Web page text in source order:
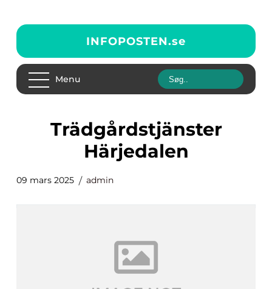
INFOPOSTEN.se
Menu
trädgårdstjänster
Härjedalen
09 mars 2025 admin